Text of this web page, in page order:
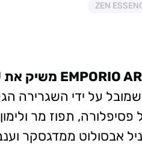
שמובל על ידי השגרירה
פסיפלורה, תפוז מר
אבסולוט ממדגסקר